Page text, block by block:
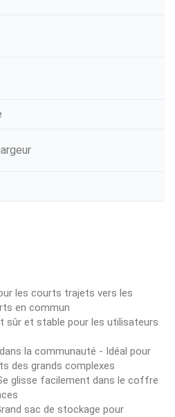
les courts trajets vers les
en commun
sûr et stable pour les utilisateurs
la communauté - Idéal pour
des grands complexes
glisse facilement dans le coffre
sac de stockage pour